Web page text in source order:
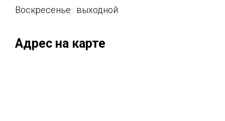
Воскресенье : выходной
Адрес на карте